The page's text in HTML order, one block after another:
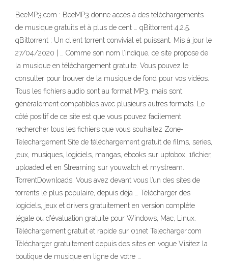
BeeMP3.com : BeeMP3 donne accès à des téléchargements
de musique gratuits et à plus de cent … qBittorrent 4.2.5.
qBittorrent : Un client torrent convivial et puissant. Mis à jour le
27/04/2020 | … Comme son nom l’indique, ce site propose de
la musique en téléchargement gratuite. Vous pouvez le
consulter pour trouver de la musique de fond pour vos vidéos.
Tous les fichiers audio sont au format MP3, mais sont
généralement compatibles avec plusieurs autres formats. Le
côté positif de ce site est que vous pouvez facilement
rechercher tous les fichiers que vous souhaitez Zone-
Telechargement Site de téléchargement gratuit de films, series,
jeux, musiques, logiciels, mangas, ebooks sur uptobox, 1fichier,
uploaded et en Streaming sur youwatch et mystream.
TorrentDownloads. Vous avez devant vous l’un des sites de
torrents le plus populaire, depuis déjà … Télécharger des
logiciels, jeux et drivers gratuitement en version complète
légale ou d'évaluation gratuite pour Windows, Mac, Linux.
Téléchargement gratuit et rapide sur 01net Telecharger.com
Télécharger gratuitement depuis des sites en vogue Visitez la
boutique de musique en ligne de votre …